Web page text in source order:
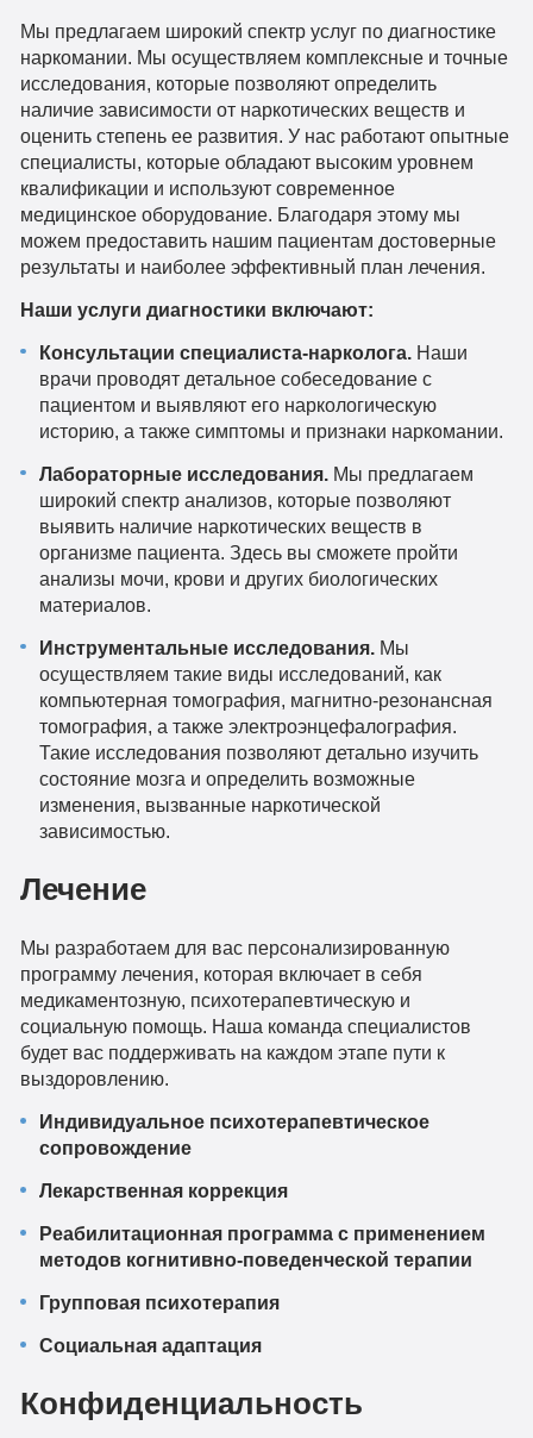
Мы предлагаем широкий спектр услуг по диагностике
наркомании. Мы осуществляем комплексные и точные
исследования, которые позволяют определить
наличие зависимости от наркотических веществ и
оценить степень ее развития. У нас работают опытные
специалисты, которые обладают высоким уровнем
квалификации и используют современное
медицинское оборудование. Благодаря этому мы
можем предоставить нашим пациентам достоверные
результаты и наиболее эффективный план лечения.
Наши услуги диагностики включают:
Консультации специалиста-нарколога. Наши
врачи проводят детальное собеседование с
пациентом и выявляют его наркологическую
историю, а также симптомы и признаки наркомании.
Лабораторные исследования. Мы предлагаем
широкий спектр анализов, которые позволяют
выявить наличие наркотических веществ в
организме пациента. Здесь вы сможете пройти
анализы мочи, крови и других биологических
материалов.
Инструментальные исследования. Мы
осуществляем такие виды исследований, как
компьютерная томография, магнитно-резонансная
томография, а также электроэнцефалография.
Такие исследования позволяют детально изучить
состояние мозга и определить возможные
изменения, вызванные наркотической
зависимостью.
Лечение
Мы разработаем для вас персонализированную
программу лечения, которая включает в себя
медикаментозную, психотерапевтическую и
социальную помощь. Наша команда специалистов
будет вас поддерживать на каждом этапе пути к
выздоровлению.
Индивидуальное психотерапевтическое
сопровождение
Лекарственная коррекция
Реабилитационная программа с применением
методов когнитивно-поведенческой терапии
Групповая психотерапия
Социальная адаптация
Конфиденциальность